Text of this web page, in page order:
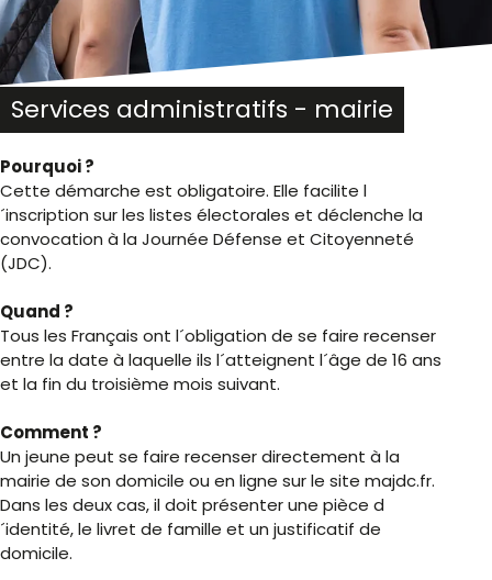
Services administratifs - mairie
Pourquoi ?
Cette démarche est obligatoire. Elle facilite l
´inscription sur les listes électorales et déclenche la
convocation à la Journée Défense et Citoyenneté
(JDC).
Quand ?
Tous les Français ont l´obligation de se faire recenser
entre la date à laquelle ils l´atteignent l´âge de 16 ans
et la fin du troisième mois suivant.
Comment ?
Un jeune peut se faire recenser directement à la
mairie de son domicile ou en ligne sur le site majdc.fr.
Dans les deux cas, il doit présenter une pièce d
´identité, le livret de famille et un justificatif de
domicile.